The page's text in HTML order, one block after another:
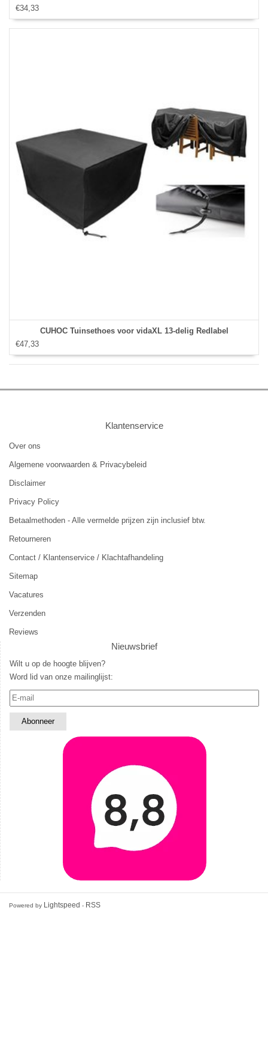
€34,33
CUHOC Tuinsethoes voor vidaXL 13-delig Redlabel
€47,33
Klantenservice
Over ons
Algemene voorwaarden & Privacybeleid
Disclaimer
Privacy Policy
Betaalmethoden - Alle vermelde prijzen zijn inclusief btw.
Retourneren
Contact / Klantenservice / Klachtafhandeling
Sitemap
Vacatures
Verzenden
Reviews
Nieuwsbrief
Wilt u op de hoogte blijven?
Word lid van onze mailinglijst:
Powered by Lightspeed - RSS